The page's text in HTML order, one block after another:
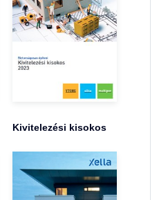
Kivitelezési kisokos